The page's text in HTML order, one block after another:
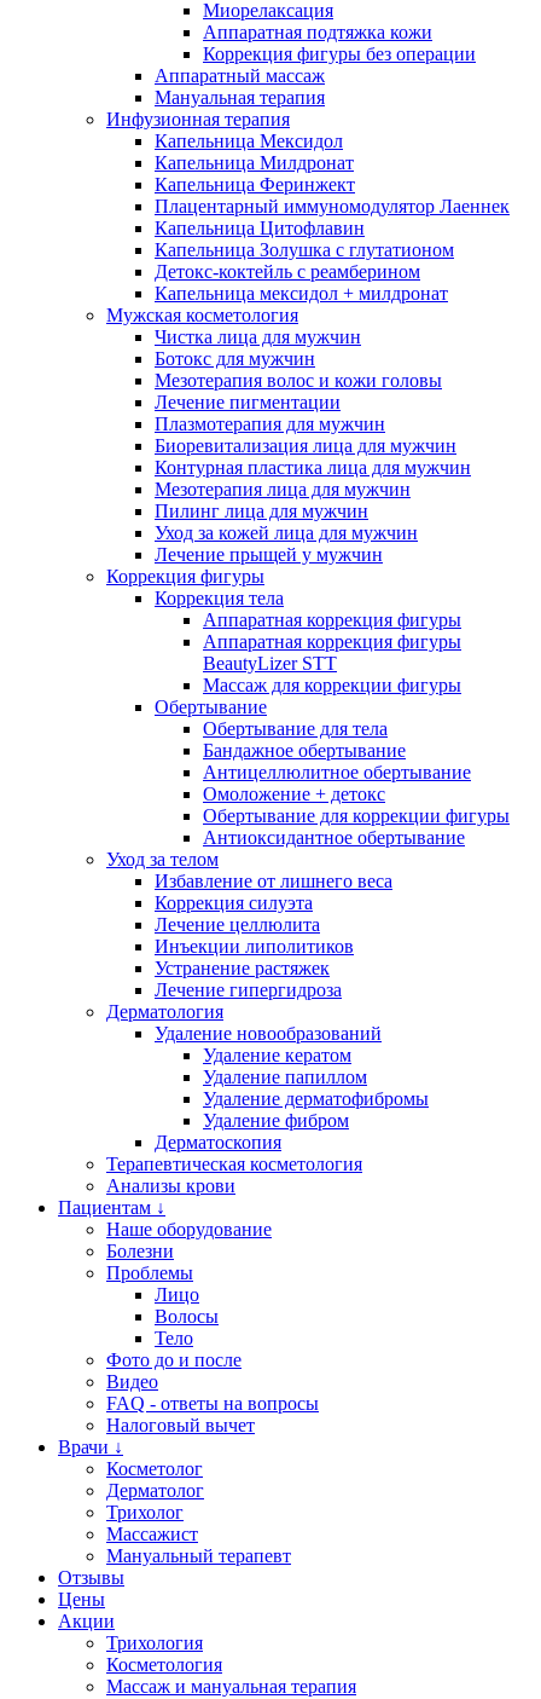
Миорелаксация
Аппаратная подтяжка кожи
Коррекция фигуры без операции
Аппаратный массаж
Мануальная терапия
Инфузионная терапия
Капельница Мексидол
Капельница Милдронат
Капельница Феринжект
Плацентарный иммуномодулятор Лаеннек
Капельница Цитофлавин
Капельница Золушка с глутатионом
Детокс-коктейль с реамберином
Капельница мексидол + милдронат
Мужская косметология
Чистка лица для мужчин
Ботокс для мужчин
Мезотерапия волос и кожи головы
Лечение пигментации
Плазмотерапия для мужчин
Биоревитализация лица для мужчин
Контурная пластика лица для мужчин
Мезотерапия лица для мужчин
Пилинг лица для мужчин
Уход за кожей лица для мужчин
Лечение прыщей у мужчин
Коррекция фигуры
Коррекция тела
Аппаратная коррекция фигуры
Аппаратная коррекция фигуры
BeautyLizer STT
Массаж для коррекции фигуры
Обертывание
Обертывание для тела
Бандажное обертывание
Антицеллюлитное обертывание
Омоложение + детокс
Обертывание для коррекции фигуры
Антиоксидантное обертывание
Уход за телом
Избавление от лишнего веса
Коррекция силуэта
Лечение целлюлита
Инъекции липолитиков
Устранение растяжек
Лечение гипергидроза
Дерматология
Удаление новообразований
Удаление кератом
Удаление папиллом
Удаление дерматофибромы
Удаление фибром
Дерматоскопия
Терапевтическая косметология
Анализы крови
Пациентам ↓
Наше оборудование
Болезни
Проблемы
Лицо
Волосы
Тело
Фото до и после
Видео
FAQ - ответы на вопросы
Налоговый вычет
Врачи ↓
Косметолог
Дерматолог
Трихолог
Массажист
Мануальный терапевт
Отзывы
Цены
Акции
Трихология
Косметология
Массаж и мануальная терапия